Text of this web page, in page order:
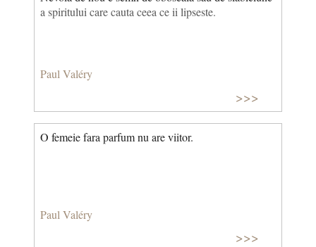
a spiritului care cauta ceea ce ii lipseste.
Paul Valéry
>>>
O femeie fara parfum nu are viitor.
Paul Valéry
>>>